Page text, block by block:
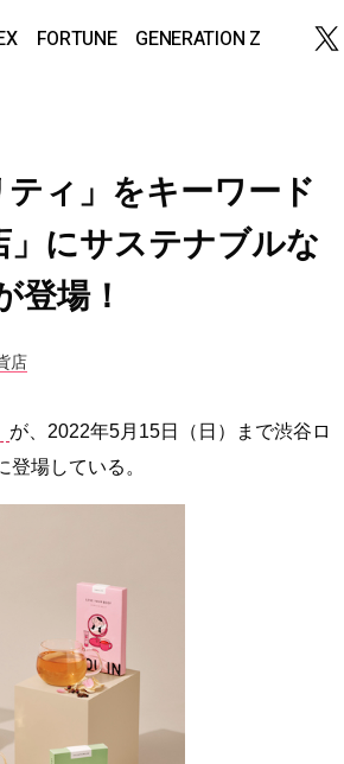
FORTUNE GENERATION Z
ティ」をキーワード
にサステナブルな
登場！
店
が、2022年5月15日（日）まで渋谷ロ
場している。